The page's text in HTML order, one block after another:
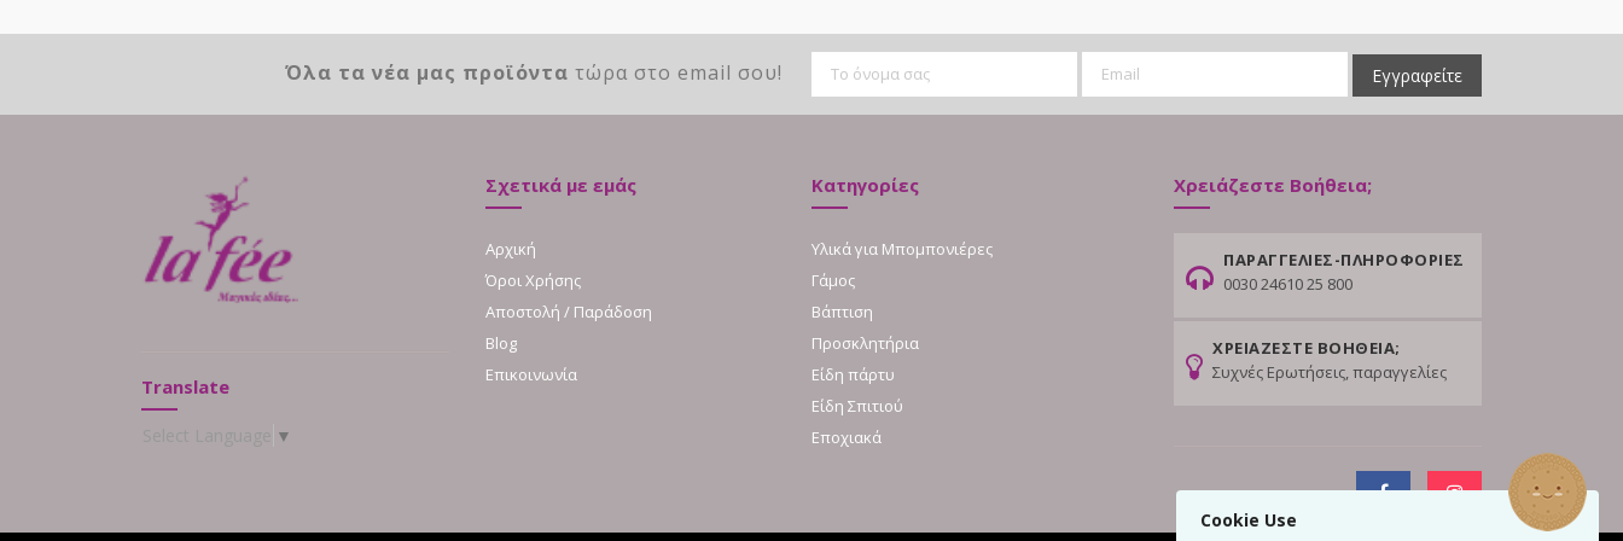
Cookie Use
Όλα τα νέα μας προϊόντα τώρα στο email σου! Εγγραφείτε
Translate
▼
Σχετικά με εμάς
Αρχική
Όροι Χρήσης
Αποστολή / Παράδοση
Blog
Επικοινωνία
Κατηγορίες
Υλικά για Μπομπονιέρες
Γάμος
Βάπτιση
Προσκλητήρια
Είδη πάρτυ
Είδη Σπιτιού
Εποχιακά
Χρειάζεστε Βοήθεια;
ΠΑΡΑΓΓΕΛΙΕΣ-ΠΛΗΡΟΦΟΡΙΕΣ
0030 24610 25 800
ΧΡΕΙΑΖΕΣΤΕ ΒΟΗΘΕΙΑ;
Συχνές Ερωτήσεις, παραγγελίες